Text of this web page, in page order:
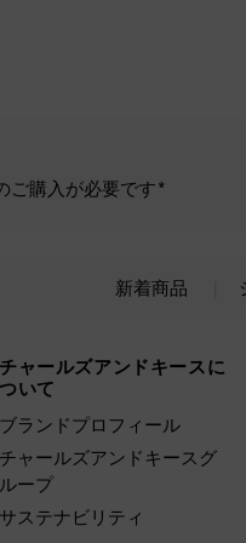
ご購入が必要です*
新着商品
チャールズアンドキースに
ついて
ブランドプロフィール
チャールズアンドキースグ
ループ
サステナビリティ